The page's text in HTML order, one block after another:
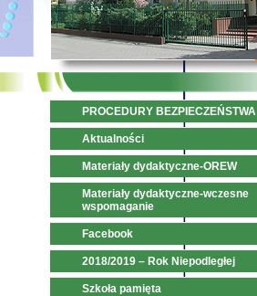
PROCEDURY BEZPIECZEŃSTWA
Aktualności
Materiały dydaktyczne-OREW
Materiały dydaktyczne-wczesne
wspomaganie
Facebook
2018/2019 – Rok Niepodległej
Szkoła pamięta